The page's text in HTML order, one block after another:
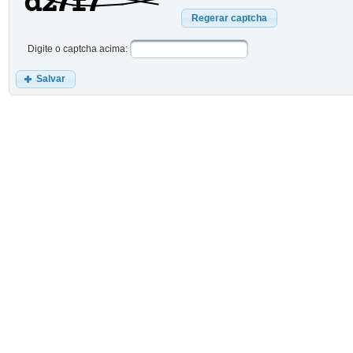
Regerar captcha
Digite o captcha acima:
Salvar